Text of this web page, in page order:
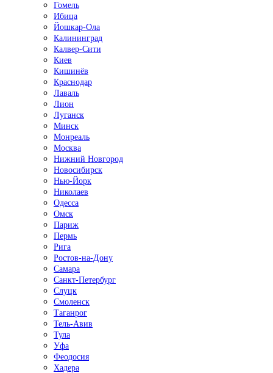
Гомель
Ибица
Йошкар-Ола
Калининград
Калвер-Сити
Киев
Кишинёв
Краснодар
Лаваль
Лион
Луганск
Минск
Монреаль
Москва
Нижний Новгород
Новосибирск
Нью-Йорк
Николаев
Одесса
Омск
Париж
Пермь
Рига
Ростов-на-Дону
Самара
Санкт-Петербург
Слуцк
Смоленск
Таганрог
Тель-Авив
Тула
Уфа
Феодосия
Хадера